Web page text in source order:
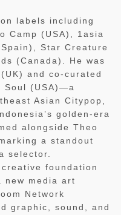
labels including
Camp (USA), 1asia
Star Creature
(Canada). He was
and co-curated
Soul (USA)—a
Asian Citypop,
golden-era
alongside Theo
a standout
selector.
foundation
new media art
Network
graphic, sound, and